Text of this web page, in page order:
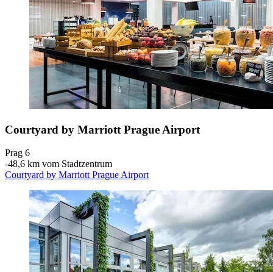
Courtyard by Marriott Prague Airport
Prag 6
‐48,6 km vom Stadtzentrum
Courtyard by Marriott Prague Airport